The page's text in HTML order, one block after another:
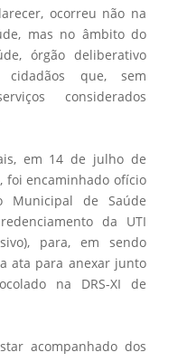
ocorreu não na
mas no âmbito do
órgão deliberativo
cidadãos que, sem
considerados
em 14 de julho de
foi encaminhado ofício
Municipal de Saúde
da UTI
para, em sendo
ata para anexar junto
na DRS-XI de
acompanhado dos